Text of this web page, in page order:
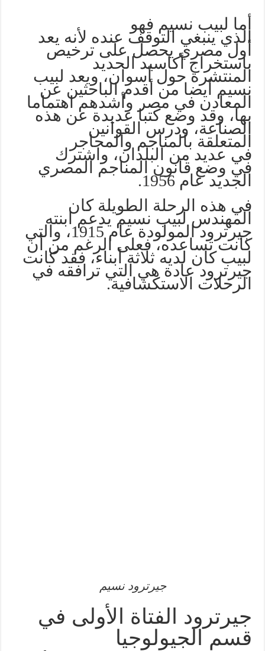
أما لبيب نسيم فهو
الذي ينبغي التوقف عنده لأنه يعد
أول مصري يحصل على ترخيص
باستخراج أكاسيد الحديد
المنتشرة حول أسوان، ويعد لبيب
نسيم أيضا من أقدم الباحثين عن
المعادن في مصر وأشدهم اهتماما
بها، وقد وضع كتبا عديدة عن هذه
الصناعة، ودرس القوانين
المتعلقة بالمناجم والمحاجر
في عديد من البلدان، واشترك
في وضع قانون المناجم المصري
الجديد عام 1956.
في هذه الرحلة الطويلة كان
المهندس لبيب نسيم يدعم ابنته
جيرترود المولودة عام 1915، والتي
كانت تساعده، فعلى الرغم من أن
لبيب كان لديه ثلاثة أبناء، فقد كانت
جيرترود عادة هي التي ترافقه في
الرحلات الاستكشافية.
جيرترود نسيم
جيرترود الفتاة الأولى في
قسم الجيولوجيا